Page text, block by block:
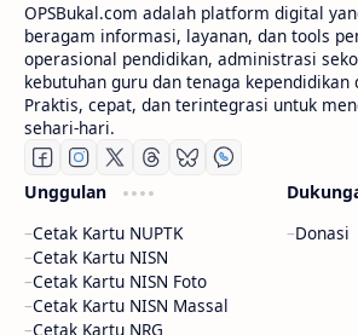
OPSBukal.com adalah platform digital
beragam informasi, layanan, dan tools
operasional pendidikan, administrasi
kebutuhan guru dan tenaga kependidikan
Praktis, cepat, dan terintegrasi untuk
sehari-hari.
Unggulan
Cetak Kartu NUPTK
Cetak Kartu NISN
Cetak Kartu NISN Foto
Cetak Kartu NISN Massal
Cetak Kartu NRG
Donasi